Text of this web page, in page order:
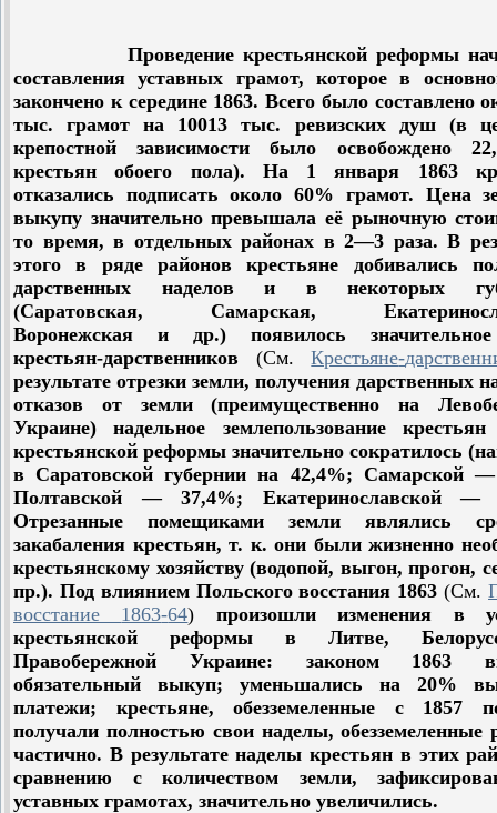
Проведение крестьянской реформы
составления уставных грамот, которое в
закончено к середине 1863. Всего было составлено
тыс. грамот на 10013 тыс. ревизских душ (в
крепостной зависимости было освобождено
крестьян обоего пола). На 1 января 1863
отказались подписать около 60% грамот. Цена
выкупу значительно превышала её рыночную
то время, в отдельных районах в 2—3 раза. В
этого в ряде районов крестьяне добивались
дарственных наделов и в некоторых
(Саратовская, Самарская,
Воронежская и др.) появилось
крестьян-дарственников (См.Крестьяне-
результате отрезки земли, получения дарственных
отказов от земли (преимущественно на
Украине) надельное землепользование
крестьянской реформы значительно сократилось
в Саратовской губернии на 42,4%; Самарской
Полтавской — 37,4%; Екатеринославской —
Отрезанные помещиками земли являлись
закабаления крестьян, т. к. они были жизненно
крестьянскому хозяйству (водопой, выгон, прогон,
пр.). Под влиянием Польского восстания 1863(См.
восстание
1863-64) произошли изменения в
крестьянской реформы в Литве,
Правобережной Украине: законом 1863
обязательный выкуп; уменьшались на 20%
платежи; крестьяне, обезземеленные с 1857
получали полностью свои наделы, обезземеленные
частично. В результате наделы крестьян в этих
сравнению с количеством земли,
уставных грамотах, значительно увеличились.